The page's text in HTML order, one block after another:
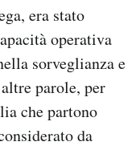
era stato
operativa
sorveglianza e
parole, per
che partono
da